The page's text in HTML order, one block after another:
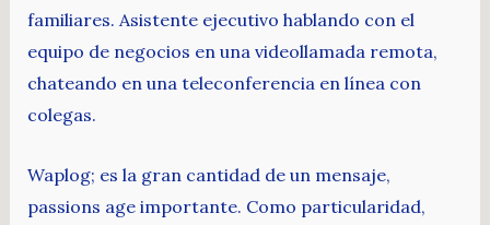
familiares. Asistente ejecutivo hablando con el
equipo de negocios en una videollamada remota,
chateando en una teleconferencia en línea con
colegas.
Waplog; es la gran cantidad de un mensaje,
passions age importante. Como particularidad,